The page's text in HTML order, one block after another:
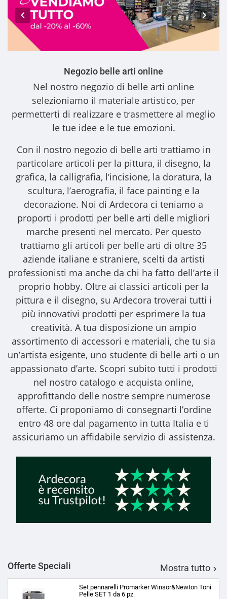
Negozio belle arti online
Nel nostro negozio di belle arti online
selezioniamo il materiale artistico, per
permetterti di realizzare e trasmettere al meglio
le tue idee e le tue emozioni.
Con il nostro negozio di belle arti trattiamo in
particolare articoli per la pittura, il disegno, la
grafica, la calligrafia, l’incisione, la doratura, la
scultura, l’aerografia, il face painting e la
decorazione. Noi di Ardecora ci teniamo a
proporti i prodotti per belle arti delle migliori
marche presenti nel mercato. Per questo
trattiamo gli articoli per belle arti di oltre 35
aziende italiane e straniere, scelti da artisti
professionisti ma anche da chi ha fatto dell’arte il
proprio hobby. Oltre ai classici articoli per la
pittura e il disegno, su Ardecora troverai tutti i
più innovativi prodotti per esprimere la tua
creatività. A tua disposizione un ampio
assortimento di accessori e materiali, che tu sia
un’artista esigente, uno studente di belle arti o un
appassionato d’arte. Scopri subito tutti i prodotti
nel nostro catalogo e acquista online,
approfittando delle nostre sempre numerose
offerte. Ci proponiamo di consegnarti l’ordine
entro 48 ore dal pagamento in tutta Italia e ti
assicuriamo un affidabile servizio di assistenza.
Offerte Speciali Mostra tutto 
Set pennarelli Promarker Winsor&Newton Toni
Pelle SET 1 da 6 pz.